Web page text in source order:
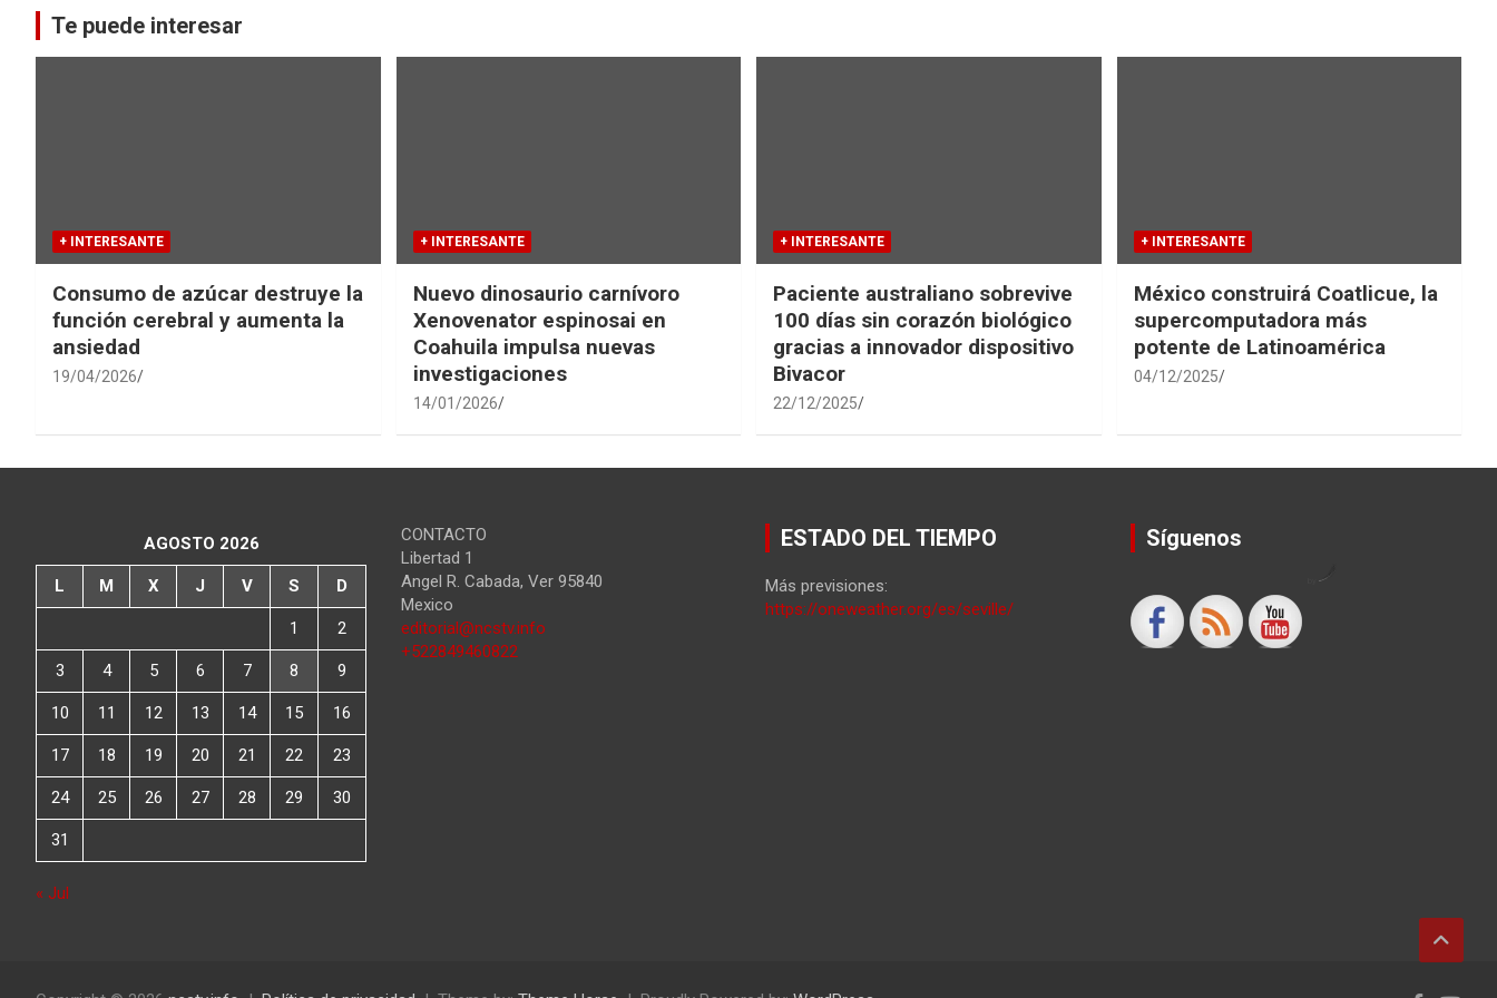
Te puede interesar
+ INTERESANTE
Consumo de azúcar destruye la
función cerebral y aumenta la
ansiedad
19/04/2026
+ INTERESANTE
Nuevo dinosaurio carnívoro
Xenovenator espinosai en
Coahuila impulsa nuevas
investigaciones
14/01/2026
+ INTERESANTE
Paciente australiano sobrevive
100 días sin corazón biológico
gracias a innovador dispositivo
Bivacor
22/12/2025
+ INTERESANTE
México construirá Coatlicue, la
supercomputadora más
potente de Latinoamérica
04/12/2025
AGOSTO 2026
L M X J V S D
1 2
3 4 5 6 7 8 9
10 11 12 13 14 15 16
17 18 19 20 21 22 23
24 25 26 27 28 29 30
31
« Jul
CONTACTO
Libertad 1
Angel R. Cabada, Ver 95840
Mexico
editorial@ncstv.info
+522849460822
ESTADO DEL TIEMPO
Más previsiones:
https://oneweather.org/es/seville/
Síguenos